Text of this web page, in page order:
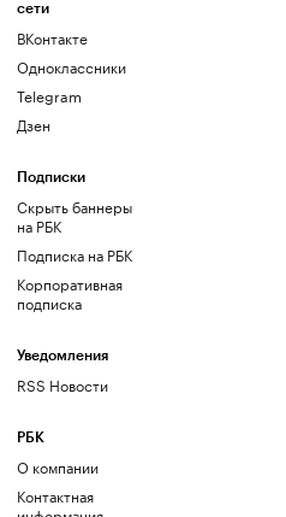
сети
ВКонтакте
Одноклассники
Telegram
Дзен
Подписки
Скрыть баннеры
на РБК
Подписка на РБК
Корпоративная
подписка
Уведомления
RSS Новости
РБК
О компании
Контактная